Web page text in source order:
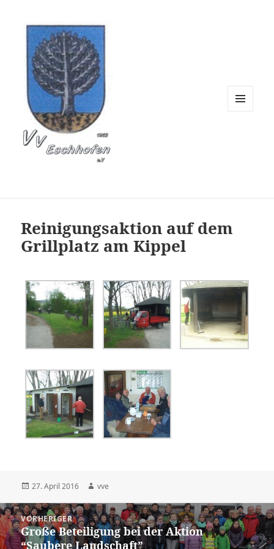
Reinigungsaktion auf dem
Grillplatz am Kippel
Veröffentlicht
27. April 2016 Autor
vve
Beitragsnavigation
VORHERIGER
Vorheriger
Beitrag:
Große Beteiligung bei der Aktion
“Saubere Landschaft”